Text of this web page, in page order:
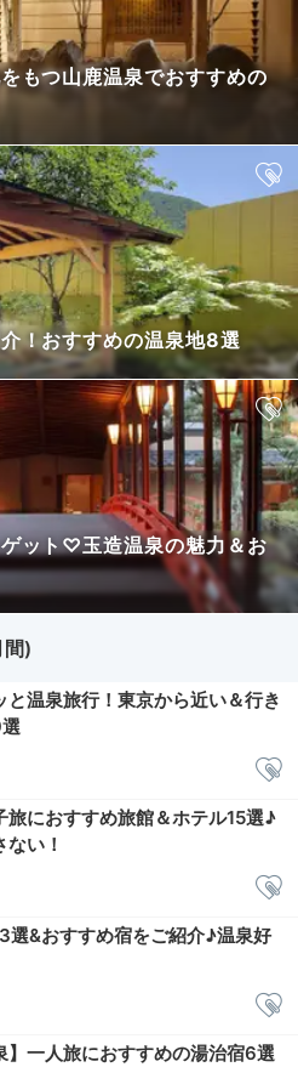
もつ山鹿温泉でおすすめの
！おすすめの温泉地8選
ット♡玉造温泉の魅力＆お
間)
と温泉旅行！東京から近い＆行き
旅におすすめ旅館＆ホテル15選♪
い！
選&おすすめ宿をご紹介♪温泉好
】一人旅におすすめの湯治宿6選